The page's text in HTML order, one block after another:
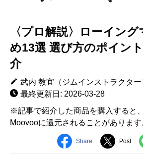
〈プロ解説〉ローイン
め13選 選び方のポイン
介
武内 教宜（ジムインストラクター
最終更新日: 2026-03-28
※記事で紹介した商品を購入すると
Moovooに還元されることがあります
Share Post